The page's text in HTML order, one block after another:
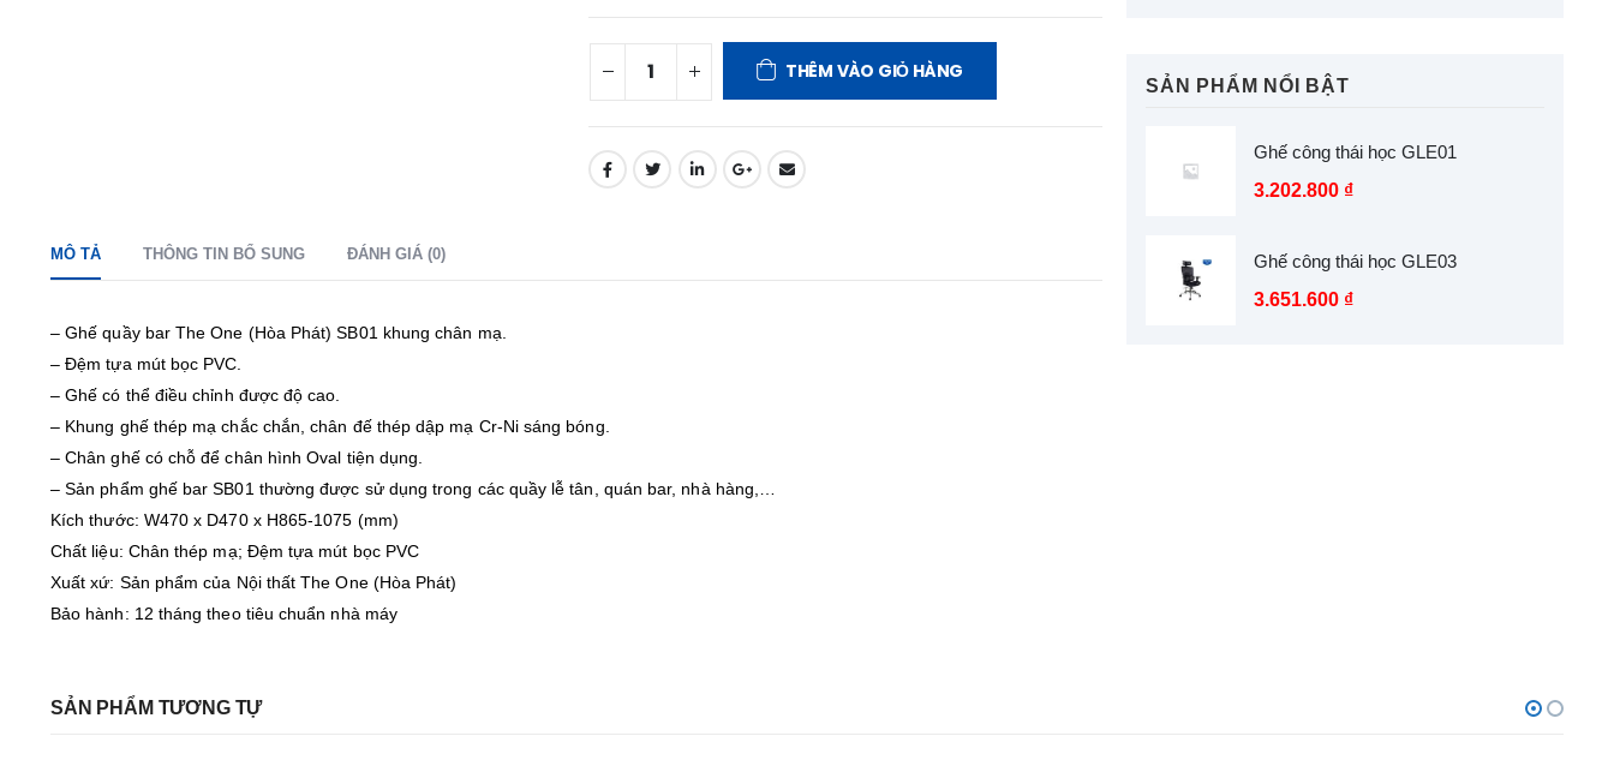
THÊM VÀO GIỎ HÀNG
MÔ TẢ THÔNG TIN BỔ SUNG ĐÁNH GIÁ (0)
– Ghế quầy bar The One (Hòa Phát) SB01 khung chân mạ.
– Đệm tựa mút bọc PVC.
– Ghế có thể điều chỉnh được độ cao.
– Khung ghế thép mạ chắc chắn, chân đế thép dập mạ Cr-Ni sáng bóng.
– Chân ghế có chỗ để chân hình Oval tiện dụng.
– Sản phẩm ghế bar SB01 thường được sử dụng trong các quầy lễ tân, quán bar, nhà hàng,…
Kích thước: W470 x D470 x H865-1075 (mm)
Chất liệu: Chân thép mạ; Đệm tựa mút bọc PVC
Xuất xứ: Sản phẩm của Nội thất The One (Hòa Phát)
Bảo hành: 12 tháng theo tiêu chuẩn nhà máy
SẢN PHẨM NỔI BẬT
Ghế công thái học GLE01
3.202.800 ₫
Ghế công thái học GLE03
3.651.600 ₫
SẢN PHẨM TƯƠNG TỰ